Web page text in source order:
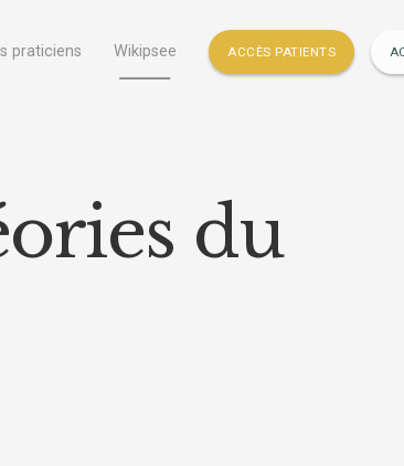
praticiens Wikipsee ACCÈS PATIENTS
du